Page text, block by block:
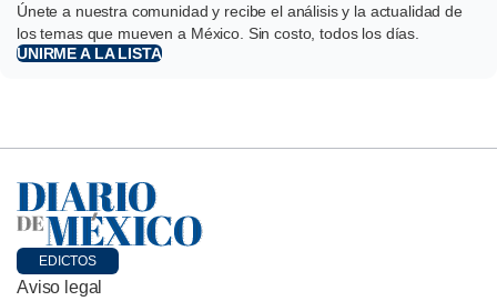
Únete a nuestra comunidad y recibe el análisis y la actualidad de
los temas que mueven a México. Sin costo, todos los días.
UNIRME A LA LISTA
EDICTOS
Aviso legal